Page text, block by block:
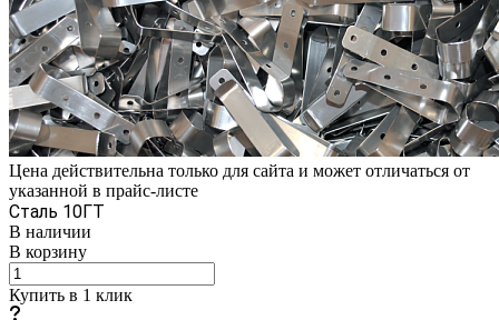
Цена действительна только для сайта и может отличаться от
указанной в прайс-листе
Сталь 10ГТ
В наличии
В корзину
Купить в 1 клик